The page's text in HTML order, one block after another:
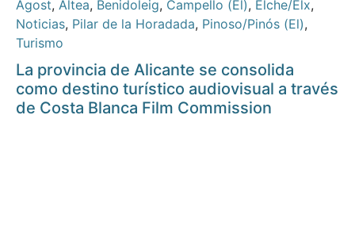
Agost, Altea, Benidoleig, Campello (El), Elche/Elx,
Noticias, Pilar de la Horadada, Pinoso/Pinós (El),
Turismo
La provincia de Alicante se consolida
como destino turístico audiovisual a través
de Costa Blanca Film Commission